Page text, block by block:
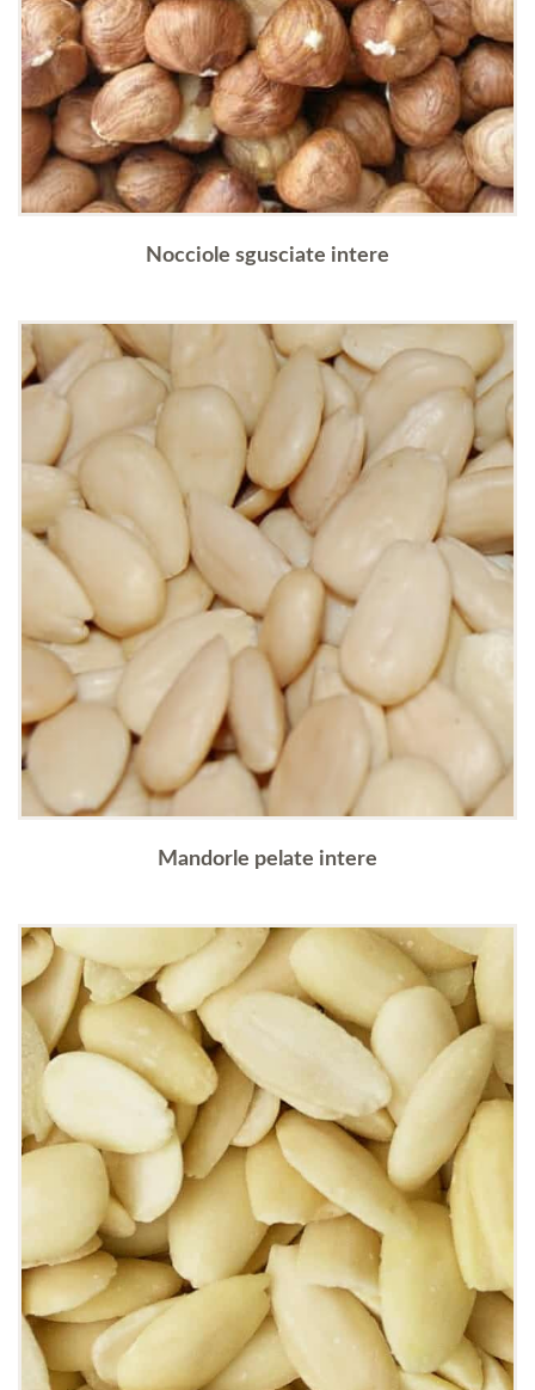
Nocciole sgusciate intere
Mandorle pelate intere